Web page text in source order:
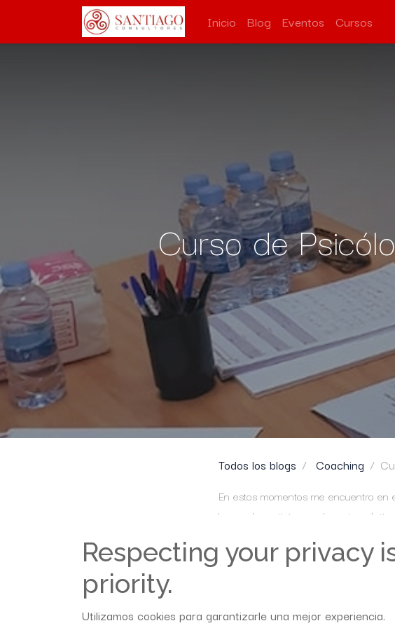
Inicio Blog Eventos Cursos
Curso de
Todos los blogs Coaching
En estos momentos me encuentro
honor de participar en la parte
Solo puedo destacar mi profunda
Ha constituido un viaje revelador del
Respecting your privacy
priority.
Utilizamos cookies para garantizarle una mejor experiencia.